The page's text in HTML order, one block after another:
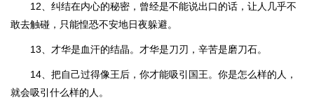
12、纠结在内心的秘密，曾经是不能说出口的话，让人几乎不
敢去触碰，只能惶恐不安地日夜躲避。
13、才华是血汗的结晶。才华是刀刃，辛苦是磨刀石。
14、把自己过得像王后，你才能吸引国王。你是怎么样的人，
就会吸引什么样的人。